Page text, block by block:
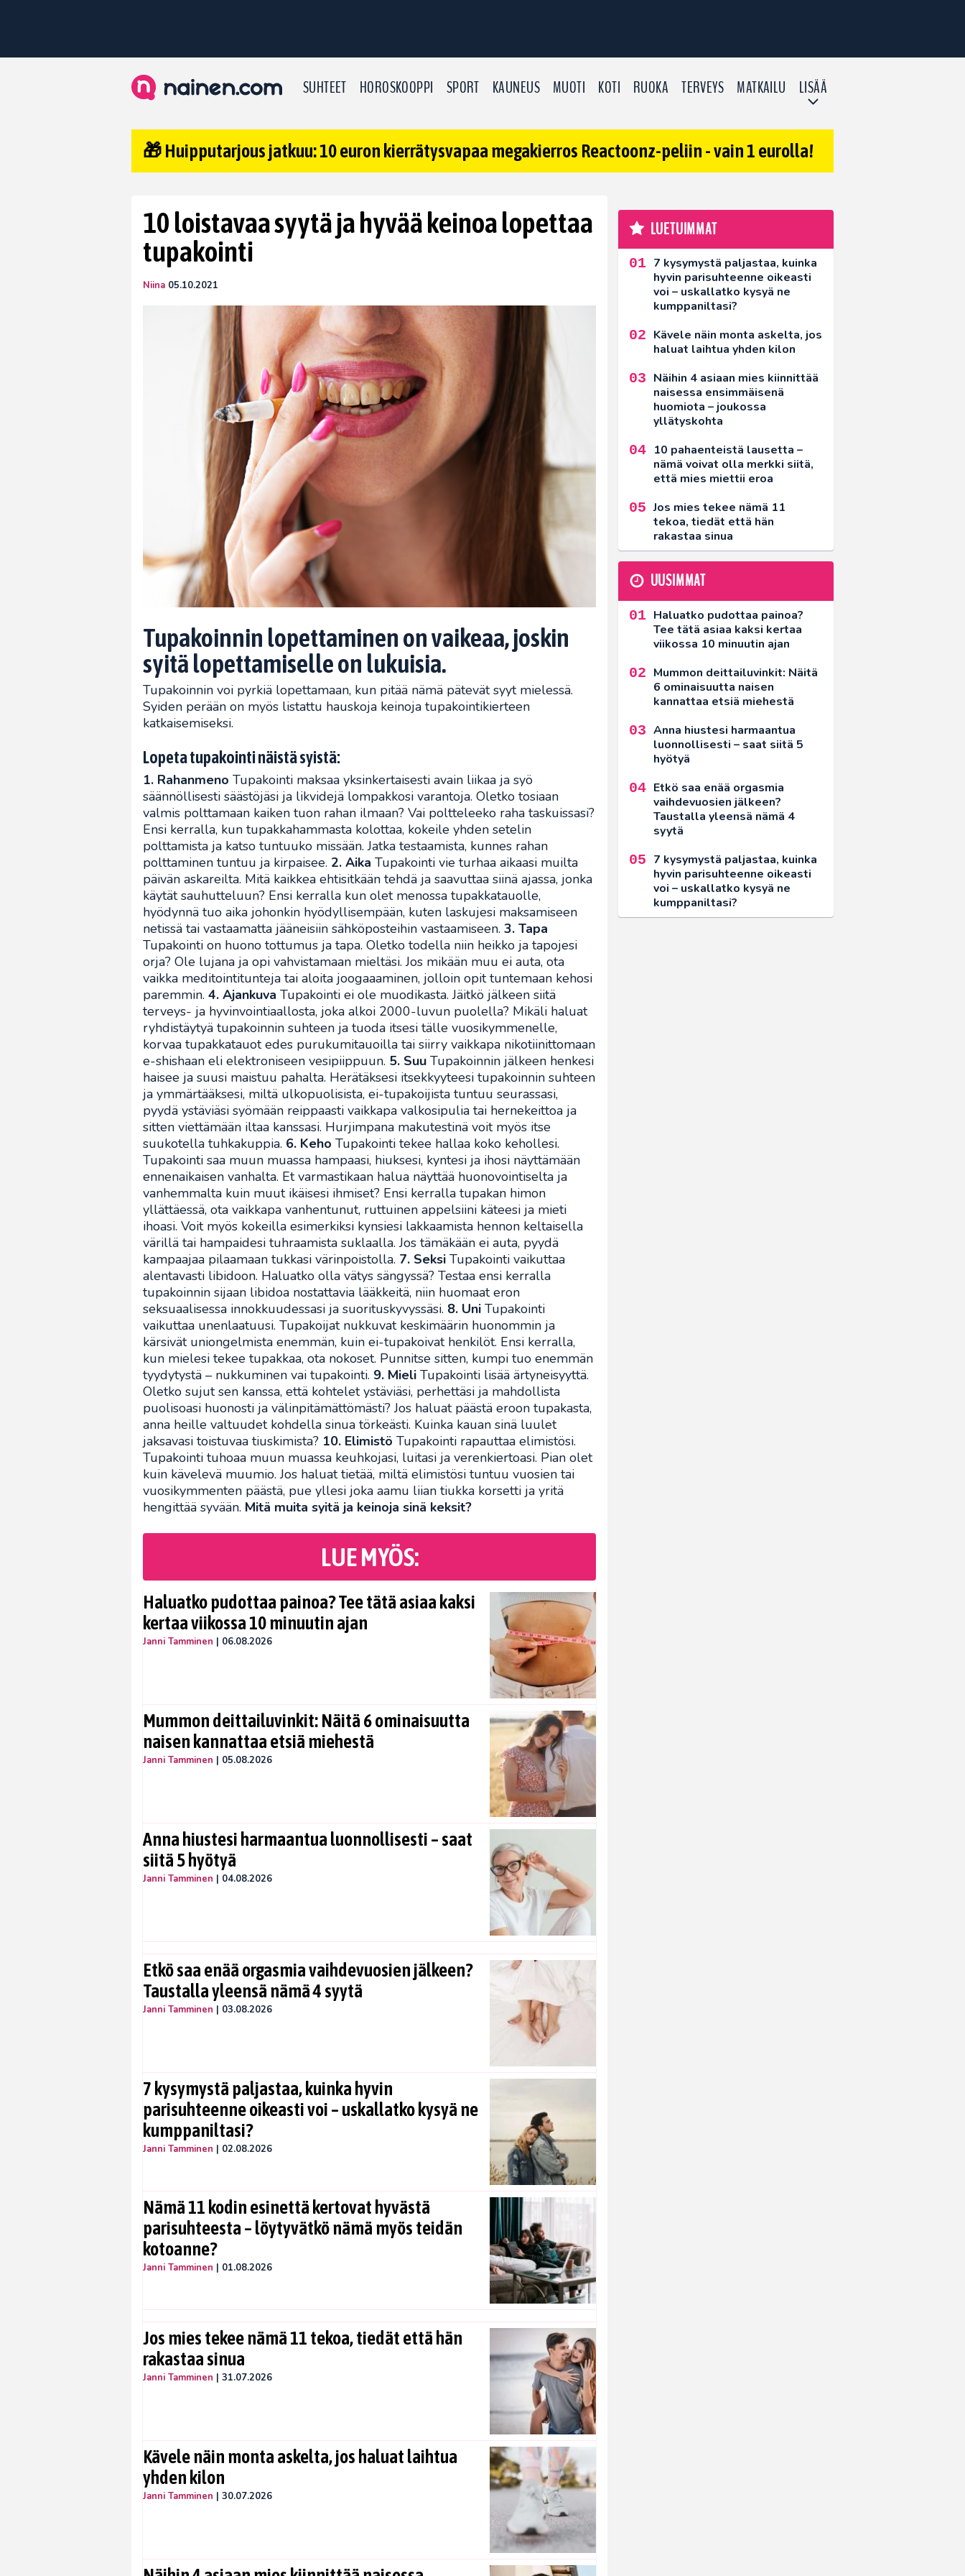
SUHTEET HOROSKOOPPI SPORT KAUNEUS MUOTI KOTI RUOKA TERVEYS MATKAILU LISÄÄ
🎁 Huipputarjous jatkuu: 10 euron kierrätysvapaa megakierros Reactoonz-peliin - vain 1 eurolla!
10 loistavaa syytä ja hyvää keinoa lopettaa
tupakointi
Niina 05.10.2021
Tupakoinnin lopettaminen on vaikeaa, joskin
syitä lopettamiselle on lukuisia.
Tupakoinnin voi pyrkiä lopettamaan, kun pitää nämä pätevät syyt mielessä.
Syiden perään on myös listattu hauskoja keinoja tupakointikierteen
katkaisemiseksi.
Lopeta tupakointi näistä syistä:
1. Rahanmeno Tupakointi maksaa yksinkertaisesti avain liikaa ja syö
säännöllisesti säästöjäsi ja likvidejä lompakkosi varantoja. Oletko tosiaan
valmis polttamaan kaiken tuon rahan ilmaan? Vai poltteleeko raha taskuissasi?
Ensi kerralla, kun tupakkahammasta kolottaa, kokeile yhden setelin
polttamista ja katso tuntuuko missään. Jatka testaamista, kunnes rahan
polttaminen tuntuu ja kirpaisee. 2. Aika Tupakointi vie turhaa aikaasi muilta
päivän askareilta. Mitä kaikkea ehtisitkään tehdä ja saavuttaa siinä ajassa, jonka
käytät sauhutteluun? Ensi kerralla kun olet menossa tupakkatauolle,
hyödynnä tuo aika johonkin hyödyllisempään, kuten laskujesi maksamiseen
netissä tai vastaamatta jääneisiin sähköposteihin vastaamiseen. 3. Tapa
Tupakointi on huono tottumus ja tapa. Oletko todella niin heikko ja tapojesi
orja? Ole lujana ja opi vahvistamaan mieltäsi. Jos mikään muu ei auta, ota
vaikka meditointitunteja tai aloita joogaaaminen, jolloin opit tuntemaan kehosi
paremmin. 4. Ajankuva Tupakointi ei ole muodikasta. Jäitkö jälkeen siitä
terveys- ja hyvinvointiaallosta, joka alkoi 2000-luvun puolella? Mikäli haluat
ryhdistäytyä tupakoinnin suhteen ja tuoda itsesi tälle vuosikymmenelle,
korvaa tupakkatauot edes purukumitauoilla tai siirry vaikkapa nikotiinittomaan
e-shishaan eli elektroniseen vesipiippuun. 5. Suu Tupakoinnin jälkeen henkesi
haisee ja suusi maistuu pahalta. Herätäksesi itsekkyyteesi tupakoinnin suhteen
ja ymmärtääksesi, miltä ulkopuolisista, ei-tupakoijista tuntuu seurassasi,
pyydä ystäviäsi syömään reippaasti vaikkapa valkosipulia tai hernekeittoa ja
sitten viettämään iltaa kanssasi. Hurjimpana makutestinä voit myös itse
suukotella tuhkakuppia. 6. Keho Tupakointi tekee hallaa koko kehollesi.
Tupakointi saa muun muassa hampaasi, hiuksesi, kyntesi ja ihosi näyttämään
ennenaikaisen vanhalta. Et varmastikaan halua näyttää huonovointiselta ja
vanhemmalta kuin muut ikäisesi ihmiset? Ensi kerralla tupakan himon
yllättäessä, ota vaikkapa vanhentunut, ruttuinen appelsiini käteesi ja mieti
ihoasi. Voit myös kokeilla esimerkiksi kynsiesi lakkaamista hennon keltaisella
värillä tai hampaidesi tuhraamista suklaalla. Jos tämäkään ei auta, pyydä
kampaajaa pilaamaan tukkasi värinpoistolla. 7. Seksi Tupakointi vaikuttaa
alentavasti libidoon. Haluatko olla vätys sängyssä? Testaa ensi kerralla
tupakoinnin sijaan libidoa nostattavia lääkkeitä, niin huomaat eron
seksuaalisessa innokkuudessasi ja suorituskyvyssäsi. 8. Uni Tupakointi
vaikuttaa unenlaatuusi. Tupakoijat nukkuvat keskimäärin huonommin ja
kärsivät uniongelmista enemmän, kuin ei-tupakoivat henkilöt. Ensi kerralla,
kun mielesi tekee tupakkaa, ota nokoset. Punnitse sitten, kumpi tuo enemmän
tyydytystä – nukkuminen vai tupakointi. 9. Mieli Tupakointi lisää ärtyneisyyttä.
Oletko sujut sen kanssa, että kohtelet ystäviäsi, perhettäsi ja mahdollista
puolisoasi huonosti ja välinpitämättömästi? Jos haluat päästä eroon tupakasta,
anna heille valtuudet kohdella sinua törkeästi. Kuinka kauan sinä luulet
jaksavasi toistuvaa tiuskimista? 10. Elimistö Tupakointi rapauttaa elimistösi.
Tupakointi tuhoaa muun muassa keuhkojasi, luitasi ja verenkiertoasi. Pian olet
kuin kävelevä muumio. Jos haluat tietää, miltä elimistösi tuntuu vuosien tai
vuosikymmenten päästä, pue yllesi joka aamu liian tiukka korsetti ja yritä
hengittää syvään. Mitä muita syitä ja keinoja sinä keksit?
LUE MYÖS:
Haluatko pudottaa painoa? Tee tätä asiaa kaksi
kertaa viikossa 10 minuutin ajan
Janni Tamminen | 06.08.2026
Mummon deittailuvinkit: Näitä 6 ominaisuutta
naisen kannattaa etsiä miehestä
Janni Tamminen | 05.08.2026
Anna hiustesi harmaantua luonnollisesti – saat
siitä 5 hyötyä
Janni Tamminen | 04.08.2026
Etkö saa enää orgasmia vaihdevuosien jälkeen?
Taustalla yleensä nämä 4 syytä
Janni Tamminen | 03.08.2026
7 kysymystä paljastaa, kuinka hyvin
parisuhteenne oikeasti voi – uskallatko kysyä ne
kumppaniltasi?
Janni Tamminen | 02.08.2026
Nämä 11 kodin esinettä kertovat hyvästä
parisuhteesta – löytyvätkö nämä myös teidän
kotoanne?
Janni Tamminen | 01.08.2026
Jos mies tekee nämä 11 tekoa, tiedät että hän
rakastaa sinua
Janni Tamminen | 31.07.2026
Kävele näin monta askelta, jos haluat laihtua
yhden kilon
Janni Tamminen | 30.07.2026
LUETUIMMAT
7 kysymystä paljastaa, kuinka
hyvin parisuhteenne oikeasti
voi – uskallatko kysyä ne
kumppaniltasi?
Kävele näin monta askelta, jos
haluat laihtua yhden kilon
Näihin 4 asiaan mies kiinnittää
naisessa ensimmäisenä
huomiota – joukossa
yllätyskohta
10 pahaenteistä lausetta –
nämä voivat olla merkki siitä,
että mies miettii eroa
Jos mies tekee nämä 11
tekoa, tiedät että hän
rakastaa sinua
UUSIMMAT
Haluatko pudottaa painoa?
Tee tätä asiaa kaksi kertaa
viikossa 10 minuutin ajan
Mummon deittailuvinkit: Näitä
6 ominaisuutta naisen
kannattaa etsiä miehestä
Anna hiustesi harmaantua
luonnollisesti – saat siitä 5
hyötyä
Etkö saa enää orgasmia
vaihdevuosien jälkeen?
Taustalla yleensä nämä 4
syytä
7 kysymystä paljastaa, kuinka
hyvin parisuhteenne oikeasti
voi – uskallatko kysyä ne
kumppaniltasi?